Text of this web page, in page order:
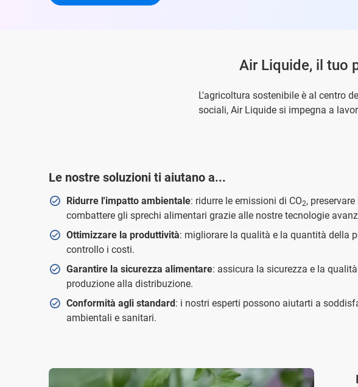
Air Liquide, il tuo
L'agricoltura sostenibile è al centro
sociali, Air Liquide si impegna a
Le nostre soluzioni ti aiutano a...
Ridurre l'impatto ambientale: ridurre le emissioni di CO2,
combattere gli sprechi alimentari grazie alle nostre tecnologie
Ottimizzare la produttività: migliorare la qualità e la quantità della
controllo i costi.
Garantire la sicurezza alimentare: assicura la sicurezza e la
produzione alla distribuzione.
Conformità agli standard: i nostri esperti possono aiutarti a
ambientali e sanitari.